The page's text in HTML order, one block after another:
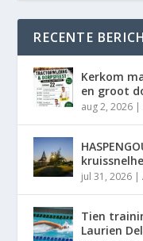
RECENTE
Kerkom
en groot
aug 2, 2026 |
jul 31, 2026 |
Tien
Laurien